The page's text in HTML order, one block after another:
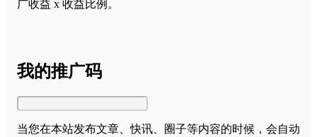
广收益 x 收益比例。
我的推广码
当您在本站发布文章、快讯、圈子等内容的时候，会自动